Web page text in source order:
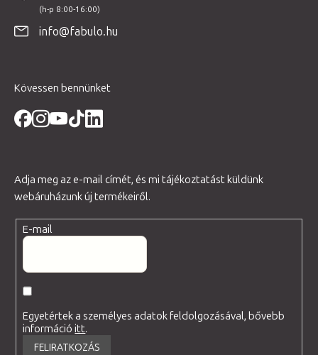
info@fabulo.hu
Kövessen bennünket
Adja meg az e-mail címét, és mi tájékoztatást küldünk
webáruházunk új termékeiről.
E-mail
Egyetértek a személyes adatok feldolgozásával, bővebb
információitt.
FELIRATKOZÁS